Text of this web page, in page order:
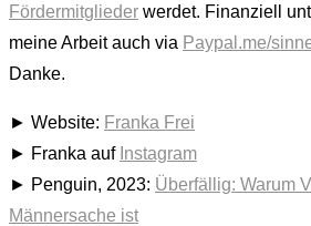
Fördermitglieder werdet. Finanziell
meine Arbeit auch via Paypal.me/
Danke.
► Website: Franka Frei
► Franka auf Instagram
► Penguin, 2023: Überfällig: Warum
Männersache ist